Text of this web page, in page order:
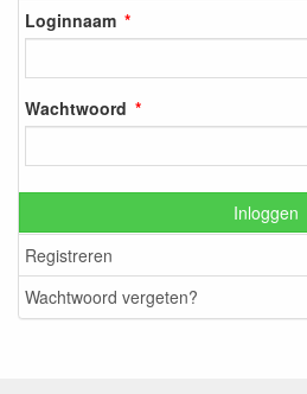
Loginnaam
Wachtwoord
Inloggen
Registreren
Wachtwoord vergeten?